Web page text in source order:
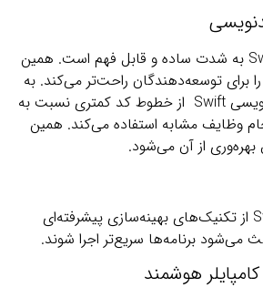
زبان برنامه نویسی Swift به شدت ساده و قابل فهم است. همین
برای توسعه‌دهندگان راحت‌تر می‌کند. به
بیان دیگر زبان برنامه‌نویسی Swift از خطوط کد کمتری نسبت به
وظایف مشابه استفاده می‌کند. همین
بهره‌وری از آن می‌شود.
زبان برنامه‌نویسی Swift از تکنیک‌های بهینه‌سازی پیشرفته‌ای
می‌شود برنامه‌ها سریع‌تر اجرا شوند.
هوشمند